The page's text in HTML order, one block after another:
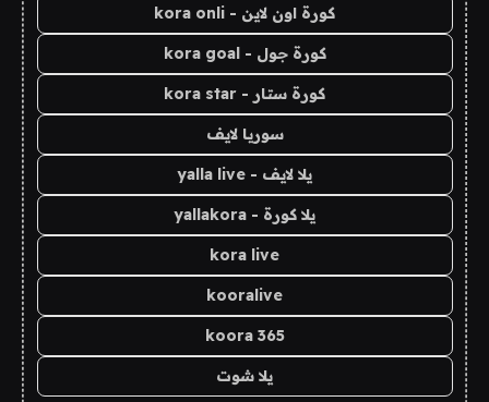
كورة اون لاين - kora onli
كورة جول - kora goal
كورة ستار - kora star
سوريا لايف
يلا لايف - yalla live
يلا كورة - yallakora
kora live
kooralive
koora 365
يلا شوت